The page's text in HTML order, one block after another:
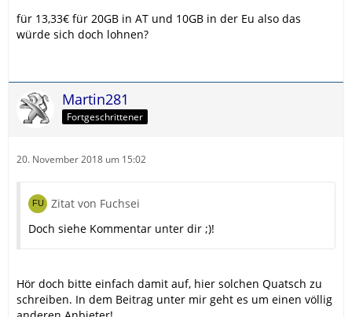
für 13,33€ für 20GB in AT und 10GB in der Eu also das
würde sich doch lohnen?
Martin281
Fortgeschrittener
20. November 2018 um 15:02
Zitat von Fuchsei
Doch siehe Kommentar unter dir ;)!
Hör doch bitte einfach damit auf, hier solchen Quatsch zu
schreiben. In dem Beitrag unter mir geht es um einen völlig